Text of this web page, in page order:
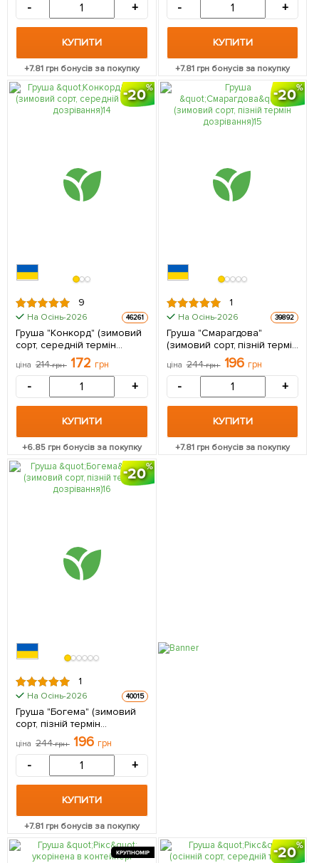
- +
КУПИТИ
+7.81 грн бонусів за покупку
- +
КУПИТИ
+7.81грн бонусів за покупку
20
9
На Осінь-2026 46261
Груша "Конкорд" (зимовий
сорт, середній термін
дозрівання) 1 саджанець в
упаковці
ціна 214грн 172 грн
- +
КУПИТИ
+6.85 грн бонусів за покупку
20
1
На Осінь-2026 39892
Груша "Смарагдова"
(зимовий сорт, пізній термін
дозрівання) 1 саджанець в
упаковці
ціна 244грн 196 грн
- +
КУПИТИ
+7.81грн бонусів за покупку
20
1
На Осінь-2026 40015
Груша "Богема" (зимовий
сорт, пізній термін
дозрівання) 1 саджанець в
упаковці
ціна 244грн 196 грн
- +
КУПИТИ
+7.81 грн бонусів за покупку
КРУПНОМІР 20